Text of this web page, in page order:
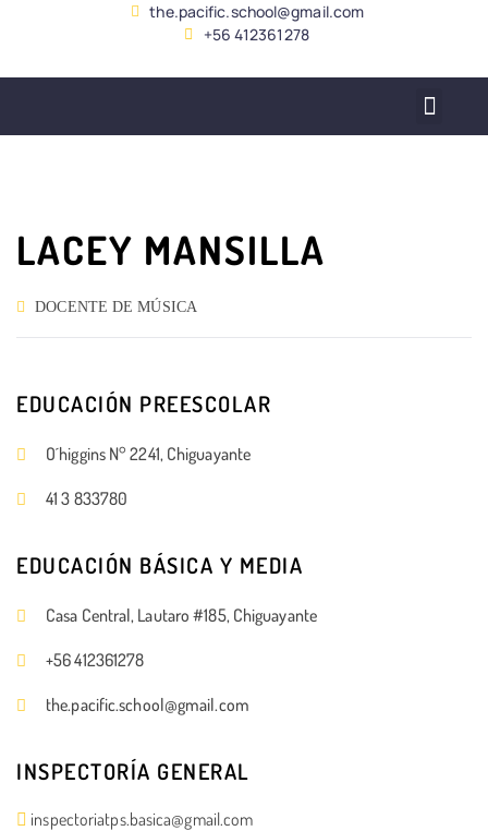
the.pacific.school@gmail.com
+56 412361278
LACEY MANSILLA
DOCENTE DE MÚSICA
EDUCACIÓN PREESCOLAR
O´higgins N° 2241, Chiguayante
41 3 833780
EDUCACIÓN BÁSICA Y MEDIA
Casa Central, Lautaro #185, Chiguayante
+56 412361278
the.pacific.school@gmail.com
INSPECTORÍA GENERAL
inspectoriatps.basica@gmail.com